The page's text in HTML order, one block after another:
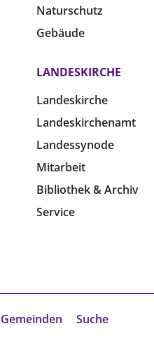
Naturschutz
Gebäude
LANDESKIRCHE
Landeskirche
Landeskirchenamt
Landessynode
Mitarbeit
Bibliothek & Archiv
Service
Suche